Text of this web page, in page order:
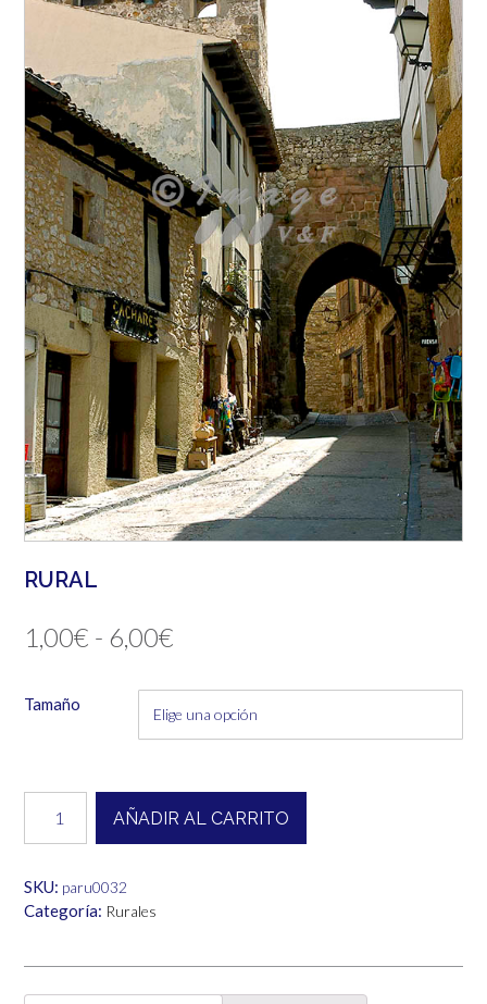
RURAL
1,00€ - 6,00€
precios:
1,00€
hasta
Tamaño
cantidad
AÑADIR AL CARRITO
SKU: paru0032
Categoría: Rurales